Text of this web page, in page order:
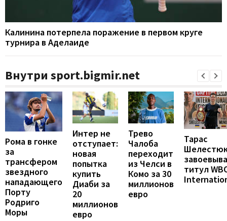
Калинина потерпела поражение в первом круге
турнира в Аделаиде
Внутри sport.bigmir.net
Рома в гонке
за
трансфером
звездного
нападающего
Порту
Родриго
Моры
Интер не
отступает:
новая
попытка
купить
Диаби за
20
миллионов
евро
Трево
Чалоба
переходит
из Челси в
Комо за 30
миллионов
евро
Тарас
титул